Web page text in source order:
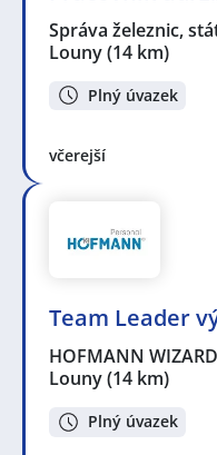
Správa železnic,
Louny(14 km)
Plný úvazek
včerejší
Team Leader
HOFMANN
Louny(14 km)
Plný úvazek